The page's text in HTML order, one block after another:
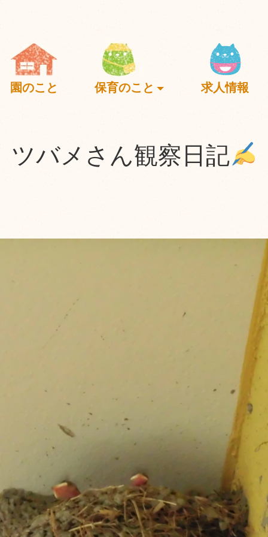
園のこと 保育のこと 求人情報
ツバメさん観察日記